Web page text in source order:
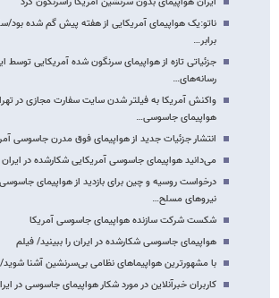
ناتو:یک هواپیمای آمریکایی از هفته پیش گم شده بود/
برابر…
جزئیاتی تازه از هواپیمای سرنگون شده آمریکایی توسط
رسانه‌های…
واکنش آمریکا به فیلتر شدن سایت سفارت مجازی در
هواپیمای جاسوسی…
انتشار جزئیات جدید از هواپیمای فوق مدرن جاسوسی
می‌دانید هواپیمای جاسوسی آمریکایی شکارشده در
درخواست روسیه و چین برای بازدید از هواپیمای جاسوسی
نیروهای مسلح…
شکست شرکت سازنده هواپیمای جاسوسی آمریکا
هواپیمای جاسوسی شکارشده در ایران را ببینید/ فیلم
با مشهورترین هواپیماهای نظامی بی‌سرنشین آشنا
کاربران خبرآنلاین در مورد شکار هواپیمای جاسوسی در